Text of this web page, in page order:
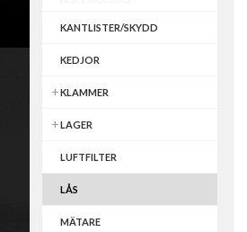
KANTLISTER/SKYDD
KEDJOR
KLAMMER
LAGER
LUFTFILTER
LÅS
MÄTARE